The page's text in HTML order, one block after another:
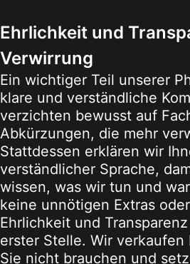
Ehrlichkeit und
Verwirrung
Ein wichtiger Teil unserer
klare und verständliche
verzichten bewusst auf
Abkürzungen, die mehr
Stattdessen erklären wir
verständlicher Sprache,
wissen, was wir tun und
keine unnötigen Extras
Ehrlichkeit und
erster Stelle. Wir verkaufen
Sie nicht brauchen und